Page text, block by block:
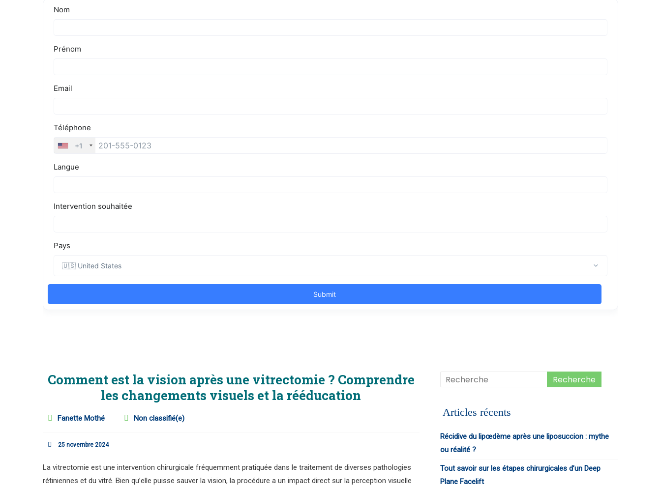
Comment est la vision après une vitrectomie ? Comprendre
les changements visuels et la rééducation
Fanette Mothé Non classifié(e)
25 novembre 2024
La vitrectomie est une intervention chirurgicale fréquemment pratiquée dans le traitement de diverses pathologies
rétiniennes et du vitré. Bien qu’elle puisse sauver la vision, la procédure a un impact direct sur la perception visuelle
Articles récents
Récidive du lipœdème après une liposuccion : mythe
ou réalité ?
Tout savoir sur les étapes chirurgicales d’un Deep
Plane Facelift